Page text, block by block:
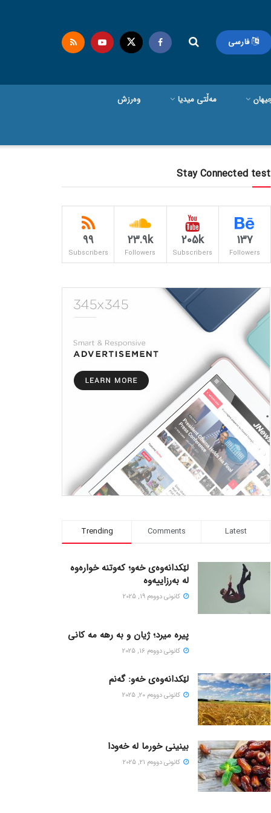
فارسی
مەڵتی میدیا وەرزش
Stay Connected test
137
Followers
205k
Subscribers
23.9k
Followers
99
Subscribers
Trending Comments Latest
لێکدانەوەی خەو؛ کەوتنە خوارەوە
لە بەرزاییەوە
كانونی دووه‌م 19, 2025
پیره میرد؛ ژیان و به رهه مه کانی
كانونی دووه‌م 16, 2025
لێکدانەوەی خەو: گەنم
كانونی دووه‌م 20, 2025
بینینی خورما لە خەودا
كانونی دووه‌م 21, 2025